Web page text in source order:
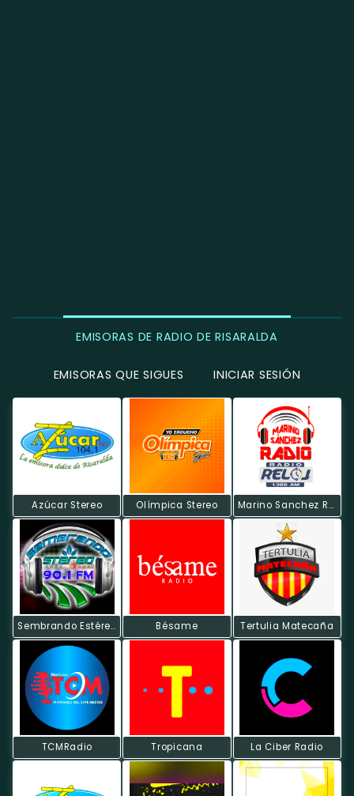
EMISORAS DE RADIO DE RISARALDA
EMISORAS QUE SIGUES INICIAR SESIÓN
Azúcar Stereo Olímpica Stereo Marino Sanchez Radio
Sembrando Estéreo Bésame Tertulia Matecaña
TCMRadio Tropicana La Ciber Radio